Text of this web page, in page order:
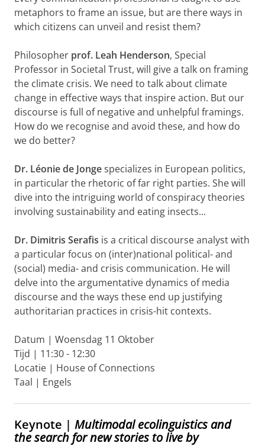
metaphors to frame an issue, but are there ways in
which citizens can unveil and resist them?
Philosopher prof. Leah Henderson, Special
Professor in Societal Trust, will give a talk on framing
the climate crisis. We need to talk about climate
change in effective ways that inspire action. But our
discourse is full of negative and unhelpful framings.
How do we recognise and avoid these, and how do
we do better?
Dr. Léonie de Jongespecializes in European politics,
in particular the rhetoric of far right parties. She will
dive into the intriguing world of conspiracy theories
involving sustainability and eating insects...
Dr. Dimitris Serafis is a critical discourse analyst with
a particular focus on (inter)national political- and
(social) media- and crisis communication. He will
delve into the argumentative dynamics of media
discourse and the ways these end up justifying
authoritarian practices in crisis-hit contexts.
Datum | Woensdag 11 Oktober
Tijd | 11:30 - 12:30
Locatie | House of Connections
Taal | Engels
Keynote | Multimodal ecolinguistics and
the search for new stories to live by